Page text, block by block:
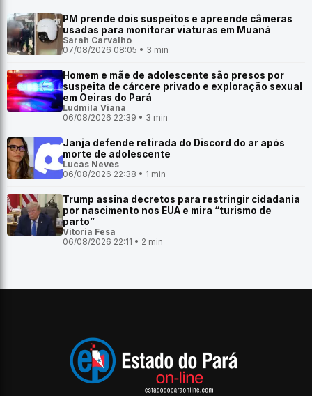
PM prende dois suspeitos e apreende câmeras
usadas para monitorar viaturas em Muaná
Sarah Carvalho
07/08/2026 08:05 • 3 min
Homem e mãe de adolescente são presos por
suspeita de cárcere privado e exploração sexual
em Oeiras do Pará
Ludmila Viana
06/08/2026 22:39 • 3 min
Janja defende retirada do Discord do ar após
morte de adolescente
Lucas Neves
06/08/2026 22:38 • 1 min
Trump assina decretos para restringir cidadania
por nascimento nos EUA e mira “turismo de
parto”
Vitoria Fesa
06/08/2026 22:11 • 2 min